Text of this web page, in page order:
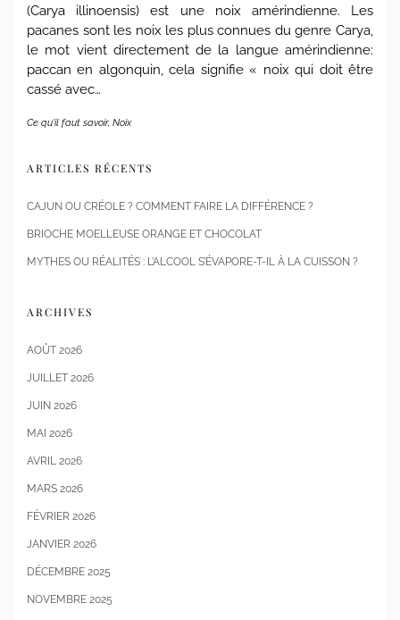
(Carya illinoensis) est une noix amérindienne. Les
pacanes sont les noix les plus connues du genre Carya,
le mot vient directement de la langue amérindienne:
paccan en algonquin, cela signifie « noix qui doit être
cassé avec…
Ce qu'il faut savoir, Noix
ARTICLES RÉCENTS
CAJUN OU CRÉOLE ? COMMENT FAIRE LA DIFFÉRENCE ?
BRIOCHE MOELLEUSE ORANGE ET CHOCOLAT
MYTHES OU RÉALITÉS : L’ALCOOL S’ÉVAPORE-T-IL À LA CUISSON ?
ARCHIVES
AOÛT 2026
JUILLET 2026
JUIN 2026
MAI 2026
AVRIL 2026
MARS 2026
FÉVRIER 2026
JANVIER 2026
DÉCEMBRE 2025
NOVEMBRE 2025